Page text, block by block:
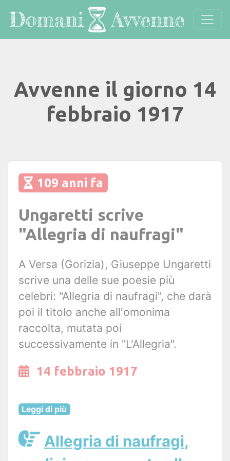
Avvenne il giorno 14
febbraio 1917
109 anni fa
Ungaretti scrive
"Allegria di naufragi"
A Versa (Gorizia), Giuseppe Ungaretti
scrive una delle sue poesie più
celebri: "Allegria di naufragi", che darà
poi il titolo anche all'omonima
raccolta, mutata poi
successivamente in "L'Allegria".
14 febbraio 1917
Leggi di più
Allegria di naufragi,